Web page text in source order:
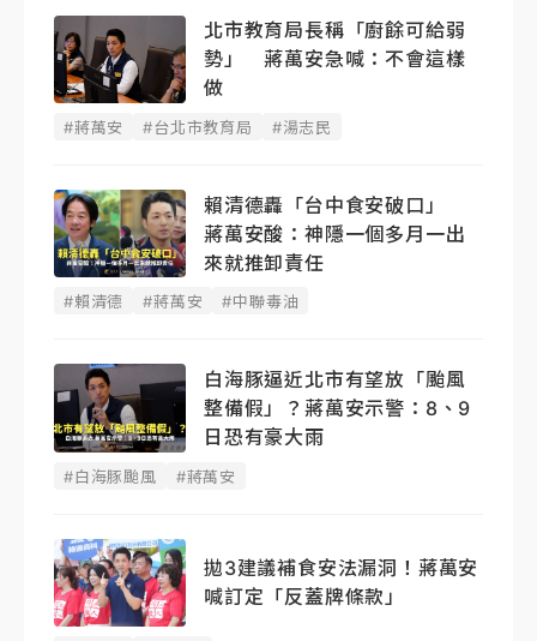
北市教育局長稱「廚餘可給弱
勢」 蔣萬安急喊：不會這樣
做
#蔣萬安 #台北市教育局 #湯志民
賴清德轟「台中食安破口」
蔣萬安酸：神隱一個多月一出
來就推卸責任
#賴清德 #蔣萬安 #中聯毒油
白海豚逼近北市有望放「颱風
整備假」？蔣萬安示警：8、9
日恐有豪大雨
#白海豚颱風 #蔣萬安
拋3建議補食安法漏洞！蔣萬安
喊訂定「反蓋牌條款」